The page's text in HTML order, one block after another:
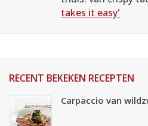
takes it easy'
RECENT BEKEKEN RECEPTEN
Carpaccio van